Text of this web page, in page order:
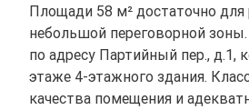
Площади 58 м² достаточно для
небольшой переговорной
по адресу Партийный пер., д.1,
этаже 4-этажного здания.
качества помещения и